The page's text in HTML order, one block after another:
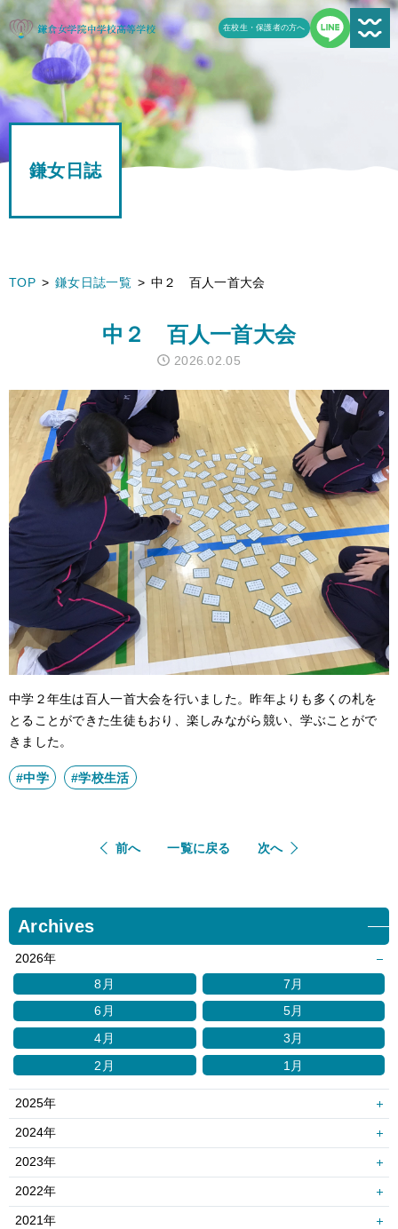
在校生・保護者の方へ
新着情報一覧
受験生の方へ
学校案内
鎌女の教育
よくある質問
アクセス
サイトポリシー
卒業生の方へ
鎌女日誌
TOP 鎌女日誌一覧 中２ 百人一首大会
中２ 百人一首大会
2026.02.05
中学２年生は百人一首大会を行いました。昨年よりも多くの札を
とることができた生徒もおり、楽しみながら競い、学ぶことがで
きました。
#中学 #学校生活
前へ 一覧に戻る 次へ
Archives
2026年
8月
7月
6月
5月
4月
3月
2月
1月
2025年
6月
5月
2024年
2023年
2022年
2021年